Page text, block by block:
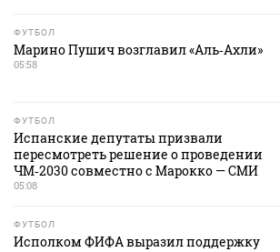
ФУТБОЛ
Марино Пушич возглавил «Аль‑Ахли»
05:58
ФУТБОЛ
Испанские депутаты призвали
пересмотреть решение о проведении
ЧМ‑2030 совместно с Марокко — СМИ
05:08
ФУТБОЛ
Исполком ФИФА выразил поддержку